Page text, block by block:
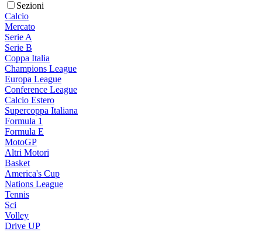
Sezioni
Calcio
Mercato
Serie A
Serie B
Coppa Italia
Champions League
Europa League
Conference League
Calcio Estero
Supercoppa Italiana
Formula 1
Formula E
MotoGP
Altri Motori
Basket
America's Cup
Nations League
Tennis
Sci
Volley
Drive UP